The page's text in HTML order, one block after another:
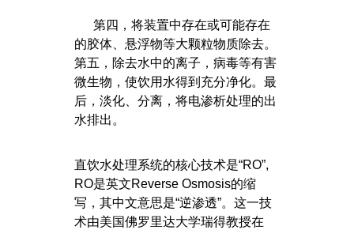
第四，将装置中存在或可能存在
的胶体、悬浮物等大颗粒物质除去。
第五，除去水中的离子，病毒等有害
微生物，使饮用水得到充分净化。最
后，淡化、分离，将电渗析处理的出
水排出。
直饮水处理系统的核心技术是“RO”,
RO是英文Reverse Osmosis的缩
写，其中文意思是“逆渗透”。这一技
术由美国佛罗里达大学瑞得教授在